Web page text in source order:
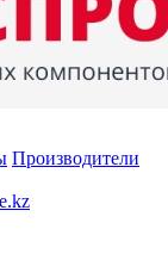
Производители